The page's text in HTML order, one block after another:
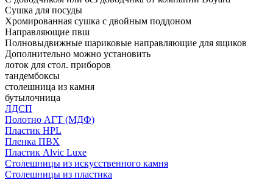
Сушка для посуды
Хромированная сушка с двойным поддоном
Направляющие пвш
Полновыдвижные шариковые направляющие для ящиков
Дополнительно можно установить
лоток для стол. приборов
тандембоксы
столешница из камня
бутылочница
ЛДСП
Полотно АГТ (МДФ)
Пластик HPL
Пленка ПВХ
Пластик Alvic Luxe
Столешницы из искусственного камня
Столешницы из пластика